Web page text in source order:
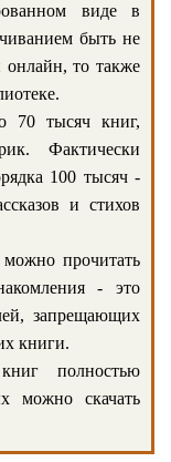
виде в
быть не
онлайн, то также
70 тысяч книг,
Фактически
100 тысяч -
и стихов
прочитать
- это
запрещающих
книги.
полностью
можно скачать